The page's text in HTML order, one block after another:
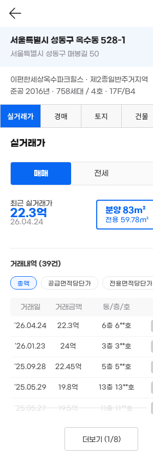
서울특별시 성동구 옥수동 528-1
서울특별시 성동구 매봉길 50
이편한세상옥수파크힐스 · 제2종일반주거지역
준공 2016년 · 758세대 / 4호 · 17F/B4
실거래가 경매 토지 건물
실거래가
매매 전세
최근 실거래가
22.3억
26.04.24
분양83m²
전용 59.78m²
거래내역 (39건)
총액 공급면적당단가 전용면적당단가
거래일 거래금액 동/층/호
'26.04.24 22.3억 6층 6**호
'26.01.23 24억 3층 3**호
'25.09.28 22.45억 5층 5**호
'25.05.29 19.8억 13층 13**호
'25.05.27 19.5억 11층 11**호
더보기 (1/8)